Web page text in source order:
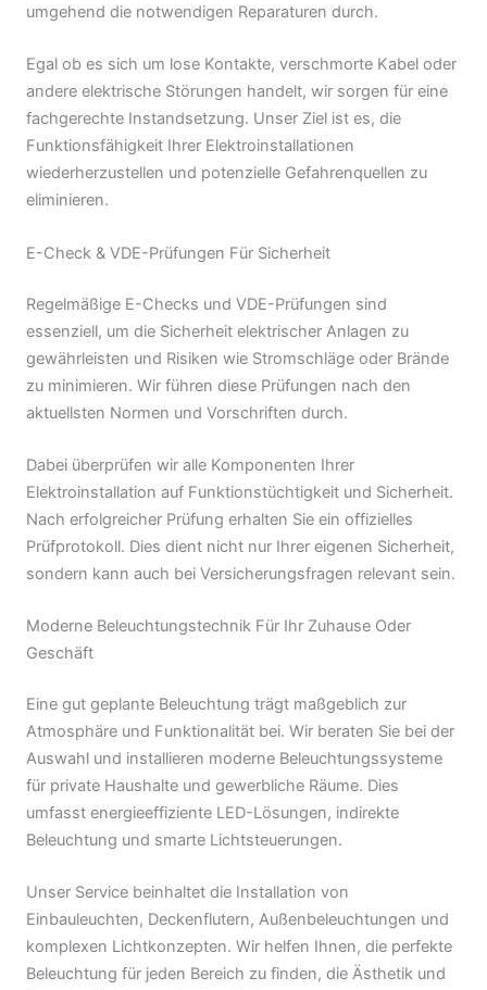
umgehend die notwendigen Reparaturen durch.
Egal ob es sich um lose Kontakte, verschmorte Kabel oder
andere elektrische Störungen handelt, wir sorgen für eine
fachgerechte Instandsetzung. Unser Ziel ist es, die
Funktionsfähigkeit Ihrer Elektroinstallationen
wiederherzustellen und potenzielle Gefahrenquellen zu
eliminieren.
E-Check & VDE-Prüfungen Für Sicherheit
Regelmäßige E-Checks und VDE-Prüfungen sind
essenziell, um die Sicherheit elektrischer Anlagen zu
gewährleisten und Risiken wie Stromschläge oder Brände
zu minimieren. Wir führen diese Prüfungen nach den
aktuellsten Normen und Vorschriften durch.
Dabei überprüfen wir alle Komponenten Ihrer
Elektroinstallation auf Funktionstüchtigkeit und Sicherheit.
Nach erfolgreicher Prüfung erhalten Sie ein offizielles
Prüfprotokoll. Dies dient nicht nur Ihrer eigenen Sicherheit,
sondern kann auch bei Versicherungsfragen relevant sein.
Moderne Beleuchtungstechnik Für Ihr Zuhause Oder
Geschäft
Eine gut geplante Beleuchtung trägt maßgeblich zur
Atmosphäre und Funktionalität bei. Wir beraten Sie bei der
Auswahl und installieren moderne Beleuchtungssysteme
für private Haushalte und gewerbliche Räume. Dies
umfasst energieeffiziente LED-Lösungen, indirekte
Beleuchtung und smarte Lichtsteuerungen.
Unser Service beinhaltet die Installation von
Einbauleuchten, Deckenflutern, Außenbeleuchtungen und
komplexen Lichtkonzepten. Wir helfen Ihnen, die perfekte
Beleuchtung für jeden Bereich zu finden, die Ästhetik und